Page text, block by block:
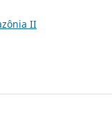
II